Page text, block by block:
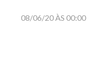
08/06/20 ÀS 00:00